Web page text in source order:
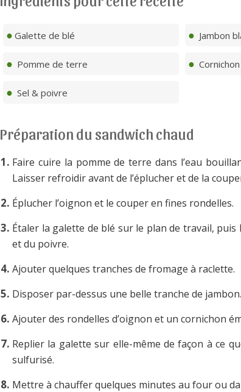
Galette de blé Jambon
Pomme de terre Cornichon
Sel & poivre
Préparation du sandwich chaud
Faire cuire la pomme de terre dans l’eau
Laisser refroidir avant de l’éplucher et de la
Éplucher l’oignon et le couper en fines rondelles.
Étaler la galette de blé sur le plan de travail,
et du poivre.
Ajouter quelques tranches de fromage à raclette.
Disposer par-dessus une belle tranche de jambon.
Ajouter des rondelles d’oignon et un cornichon
Replier la galette sur elle-même de façon à ce
sulfurisé.
Mettre à chauffer quelques minutes au four ou